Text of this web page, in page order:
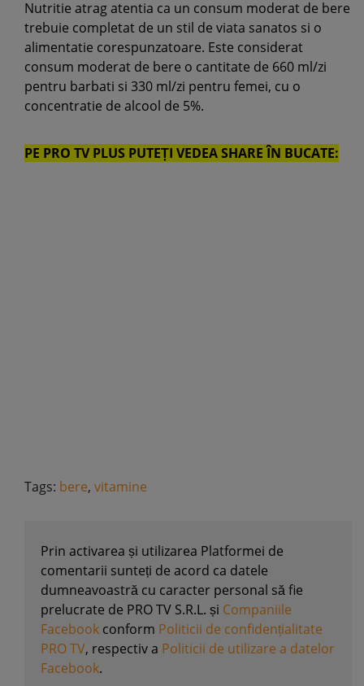
Nutritie atrag atentia ca un consum moderat de bere
trebuie completat de un stil de viata sanatos si o
alimentatie corespunzatoare. Este considerat
consum moderat de bere o cantitate de 660 ml/zi
pentru barbati si 330 ml/zi pentru femei, cu o
concentratie de alcool de 5%.
PE PRO TV PLUS PUTEȚI VEDEA SHARE ÎN BUCATE:
Tags: bere, vitamine
Prin activarea și utilizarea Platformei de
comentarii sunteți de acord ca datele
dumneavoastră cu caracter personal să fie
prelucrate de PRO TV S.R.L. și Companiile
Facebook conform Politicii de confidențialitate
PRO TV, respectiv a Politicii de utilizare a datelor
Facebook.